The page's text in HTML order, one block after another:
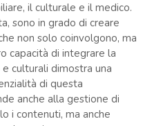
il culturale e il medico.
sono in grado di creare
non solo coinvolgono, ma
capacità di integrare la
culturali dimostra una
di questa
anche alla gestione di
i contenuti, ma anche